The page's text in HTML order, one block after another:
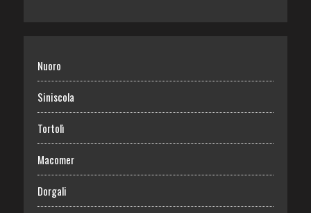
Nuoro
Siniscola
Tortolì
Macomer
Dorgali